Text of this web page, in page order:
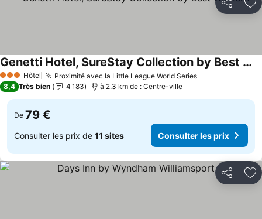
Partager
3 ÉtoilesHôtel Proximité avec la Little League World SeriesConsulter les
Genetti Hotel, SureStay Collection by Best Western
Consulter les prix
8,4 Très bien 4 183 à 2.3 km de : Centre-ville
De 79 €
Consulter les prix de 11 sites Consulter les prix
Partager